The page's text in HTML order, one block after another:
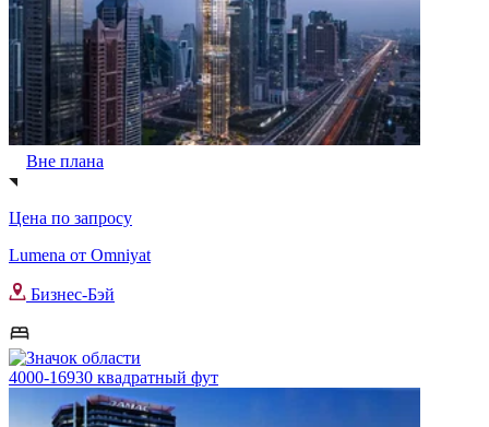
Вне плана
Цена по запросу
Lumena от Omniyat
Бизнес-Бэй
4000-16930 квадратный фут